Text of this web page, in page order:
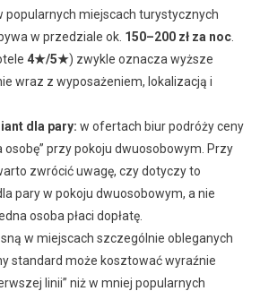
popularnych miejscach turystycznych
w przedziale ok. 150–200 zł za noc.
4★/5★) zwykle oznacza wyższe
wraz z wyposażeniem, lokalizacją i
dla pary: w ofertach biur podróży ceny
osobę” przy pokoju dwuosobowym. Przy
zwrócić uwagę, czy dotyczy to
pary w pokoju dwuosobowym, a nie
osoba płaci dopłatę.
w miejscach szczególnie obleganych
standard może kosztować wyraźnie
linii” niż w mniej popularnych